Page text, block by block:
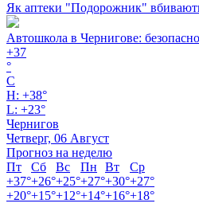
Як аптеки "Подорожник"
Автошкола в Чернигове:
+37
°
C
H: +38°
L: +23°
Чернигов
Четверг, 06 Август
Прогноз на неделю
Пт
Сб Вс Пн Вт
Ср
+37°+26°+25°+27°+30°+27°
+20°+15°+12°+14°+16°+18°